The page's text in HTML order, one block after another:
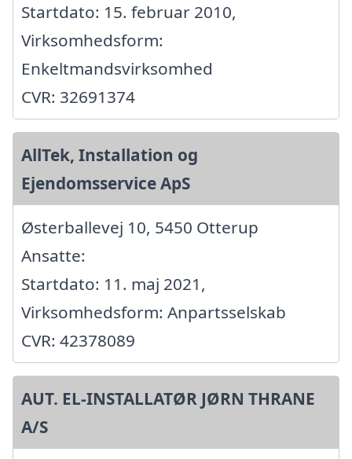
Startdato: 15. februar 2010,
Virksomhedsform:
Enkeltmandsvirksomhed
CVR: 32691374
AllTek, Installation og
Ejendomsservice ApS
Østerballevej 10, 5450 Otterup
Ansatte:
Startdato: 11. maj 2021,
Virksomhedsform: Anpartsselskab
CVR: 42378089
AUT. EL-INSTALLATØR JØRN THRANE
A/S